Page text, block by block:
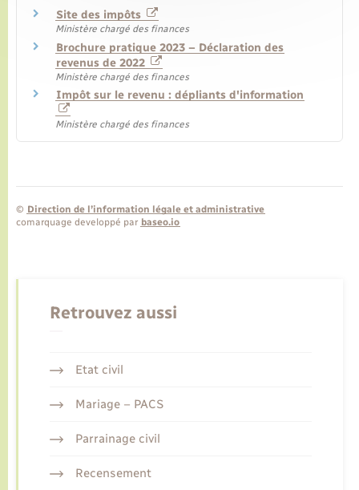
Site des impôts
Ministère chargé des finances
Brochure pratique 2023 – Déclaration des
revenus de 2022
Ministère chargé des finances
Impôt sur le revenu : dépliants d'information
Ministère chargé des finances
© Direction de l’information légale et administrative
comarquage developpé par baseo.io
Retrouvez aussi
Etat civil
Mariage – PACS
Parrainage civil
Recensement